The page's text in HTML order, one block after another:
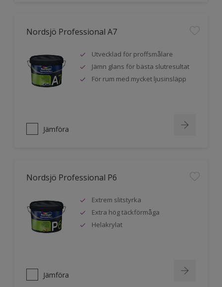
Nordsjö Professional A7
Utvecklad för proffsmålare
Jämn glans för bästa slutresultat
För rum med mycket ljusinsläpp
Jämföra
Nordsjö Professional P6
Extrem slitstyrka
Extra hög täckförmåga
Helakrylat
Jämföra